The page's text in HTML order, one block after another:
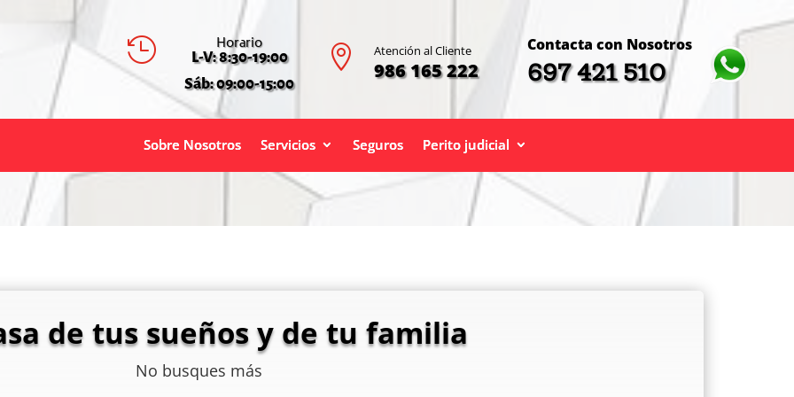
 Horario
L-V: 8:30-19:00
Sáb: 09:00-15:00
 Atención al Cliente
986 165 222
Contacta con Nosotros
697 421 510
Sobre Nosotros Servicios Seguros Perito judicial
de tus sueños y de tu familia
No busques más